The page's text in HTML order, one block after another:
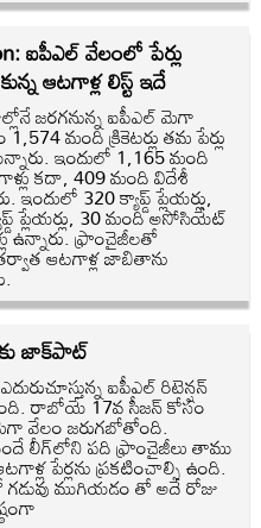
ఐపీఎల్ వేలంలో పేర్లు
ఆటగాళ్ల లిస్ట్ ఇదే
జరగనున్న ఐపీఎల్ మెగా
మంది క్రికెటర్లు తమ పేర్లు
ఇందులో 1,165 మంది
కదా, 409 మంది విదేశీ
ఇందులో 320 క్యాప్డ్ ప్లేయర్లు,
ప్లేయర్లు, 30 మంది అసోసియేట్
ఉన్నారు. ఫ్రాంచైజీలతో
ఆటగాళ్ల జాబితాను
జాక్‌పాట్‌
ఐపీఎల్‌ రిటెన్షన్‌
రాబోయే 17వ సీజన్‌ కోసం
వేలం జరుగబోతోంది.
లీగ్‌లోని పది ఫ్రాంచైజీలు తాము
పేర్లను ప్రకటించాల్సి ఉంది.
గడువు ముగియడం తో అదే రోజు